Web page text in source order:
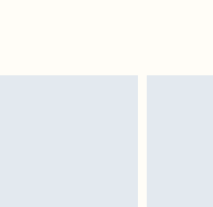
les masques tendance, les